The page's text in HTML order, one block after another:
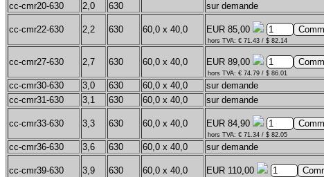
cc-cmr20-630 2,0 630 sur demande
cc-cmr22-630 2,2 630 60,0 x 40,0 EUR 85,00
hors TVA: € 71.43 / $ 82.14
cc-cmr27-630 2,7 630 60,0 x 40,0 EUR 89,00
hors TVA: € 74.79 / $ 86.01
cc-cmr30-630 3,0 630 60,0 x 40,0
sur demande
cc-cmr31-630
3,1 630 60,0 x 40,0 sur demande
cc-cmr33-630 3,3 630 60,0 x 40,0 EUR 84,90
hors TVA: € 71.34 / $ 82.05
cc-cmr36-630 3,6 630 60,0 x 40,0 sur demande
cc-cmr39-630 3,9 630 60,0 x 40,0 EUR 110,00